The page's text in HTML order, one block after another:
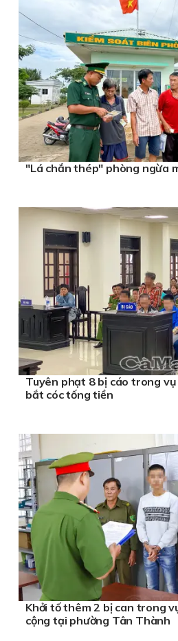
"Lá chắn thép" phòng ngừa
Tuyên phạt 8 bị cáo trong
bắt cóc tống tiền
Khởi tố thêm 2 bị can trong
cộng tại phường Tân Thành